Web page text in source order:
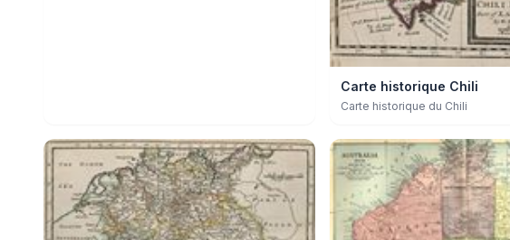
Carte historique Chili
Carte historique du Chili